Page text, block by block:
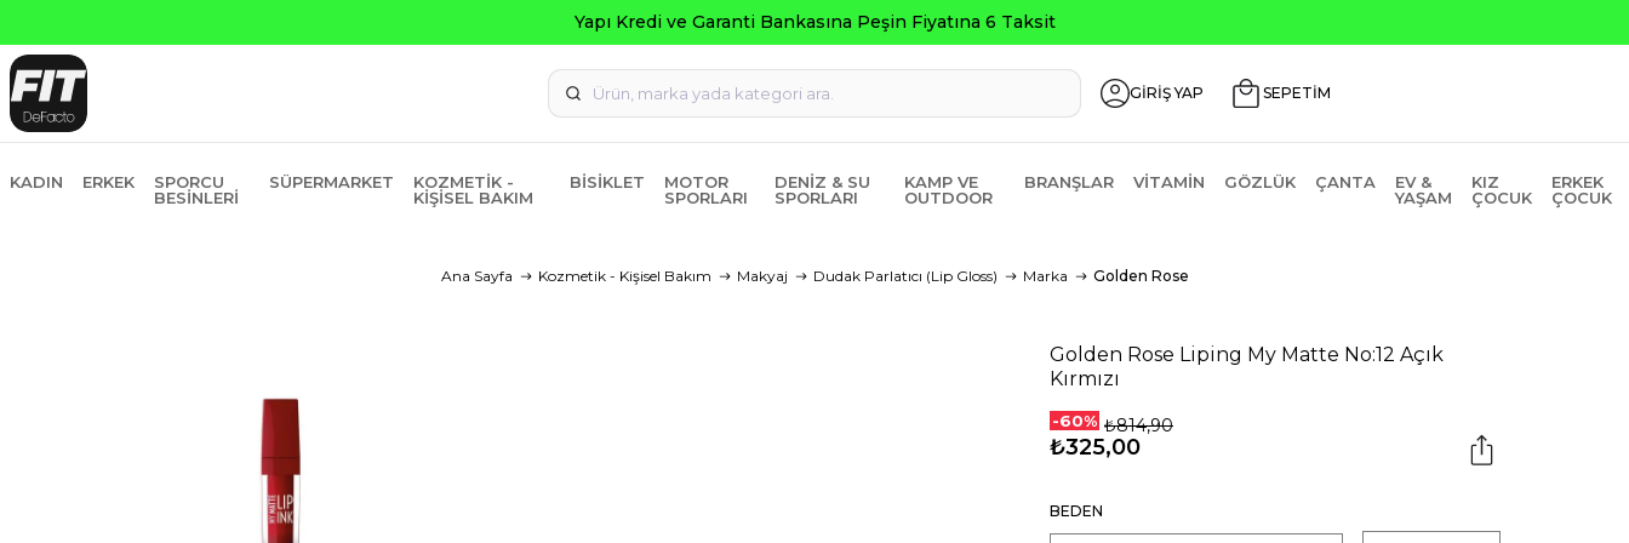
Yapı Kredi ve Garanti Bankasına Peşin Fiyatına 6 Taksit
GİRİŞ YAP SEPETİM
KADIN ERKEK
SPORCU
BESINLERI
SÜPERMARKET
KOZMETIK -
KIŞISEL BAKIM
BISIKLET
MOTOR
SPORLARI
DENIZ & SU
SPORLARI
KAMP VE
OUTDOOR
BRANŞLAR VITAMIN GÖZLÜK ÇANTA
EV &
YAŞAM
KIZ
ÇOCUK
ERKEK
ÇOCUK
Ana Sayfa Kozmetik - Kişisel Bakım Makyaj Dudak Parlatıcı (Lip Gloss) Marka Golden Rose
Golden Rose Liping My Matte No:12 Açık
Kırmızı
-60% ₺814,90
₺325,00
BEDEN